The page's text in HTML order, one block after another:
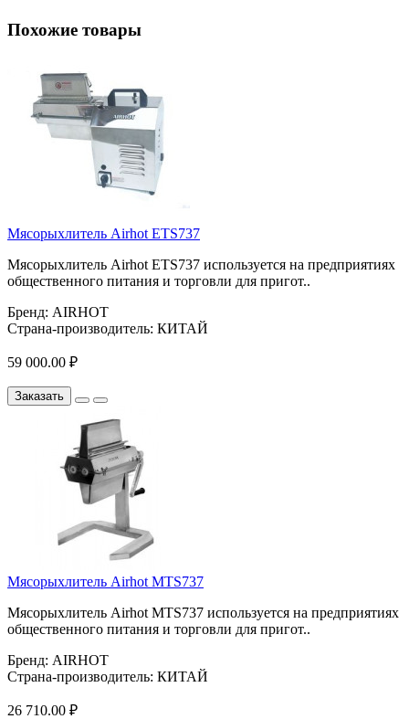
Похожие товары
Мясорыхлитель Airhot ETS737
Мясорыхлитель Airhot ETS737 используется на предприятиях
общественного питания и торговли для пригот..
Бренд: AIRHOT
Страна-производитель: КИТАЙ
59 000.00 ₽
Заказать
Мясорыхлитель Airhot MTS737
Мясорыхлитель Airhot MTS737 используется на предприятиях
общественного питания и торговли для пригот..
Бренд: AIRHOT
Страна-производитель: КИТАЙ
26 710.00 ₽